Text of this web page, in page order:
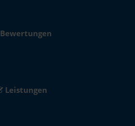
Bewertungen
Leistungen